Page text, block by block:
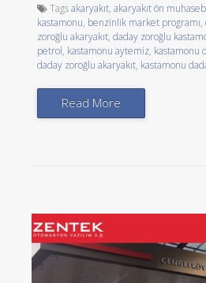
Tagsakaryakıt,akaryakıt ön
kastamonu, benzinlik market programı,
zoroğlu akaryakıt,daday zoroğlu
petrol, kastamonu aytemiz, kastamonu
daday zoroğlu akaryakıt, kastamonu
Read More